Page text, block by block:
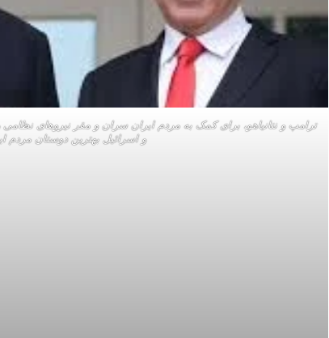
ترامپ و نتانیاهو، برای کمک به مردم ایران سران و مقر نیروهای
و اسرائیل بهترین دوستان مردم